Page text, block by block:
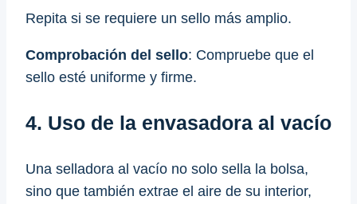
Repita si se requiere un sello más amplio.
Comprobación del sello: Compruebe que el
sello esté uniforme y firme.
4. Uso de la envasadora al vacío
Una selladora al vacío no solo sella la bolsa,
sino que también extrae el aire de su interior,